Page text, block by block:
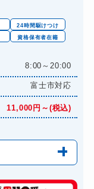
24時間駆けつけ
資格保有者在籍
8:00～20:00
富士市対応
11,000円～(税込)